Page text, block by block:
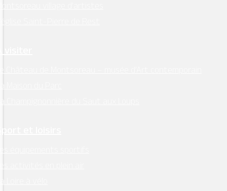
village d’artistes
Saint-Pierre de Rest
visiter
Château de Montsoreau – musée d’Art contemporain
Maison du Parc
Champignonnière du Saut aux Loups
et loisirs
équipements sportifs
activités en plein air
Loire à vélo